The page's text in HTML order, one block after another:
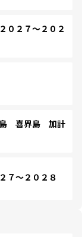
２７～２０２
喜界島 加計
～２０２８